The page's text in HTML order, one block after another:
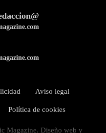
Aviso legal
Política de cookies
Magazine. Diseño web y